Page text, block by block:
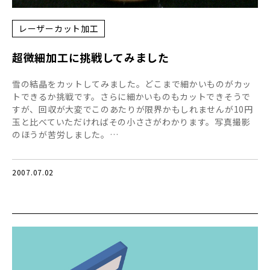
レーザーカット加工
超微細加工に挑戦してみました
雪の結晶をカットしてみました。どこまで細かいものがカッ
トできるか挑戦です。さらに細かいものもカットできそうで
すが、回収が大変でこのあたりが限界かもしれませんが10円
玉と比べていただければその小ささがわかります。写真撮影
のほうが苦労しました。…
2007.07.02